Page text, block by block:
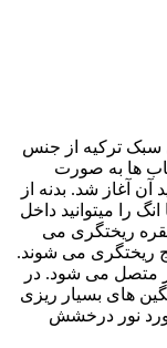
سبک ترکیه از جنس
ها به صورت
آن آغاز شد. بدنه از
عیار یا انگ را میتوانید داخل
نقره ریختگری می
ریختگری می شوند.
متصل می شود. در
های بسیار ریزی
نور درخشش